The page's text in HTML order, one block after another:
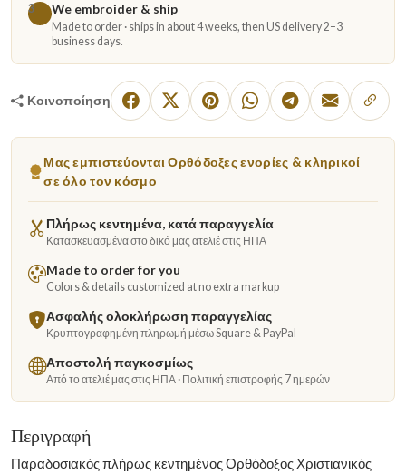
3
We embroider & ship
Made to order · ships in about 4 weeks, then US delivery 2–3
business days.
Κοινοποίηση
Μας εμπιστεύονται Ορθόδοξες ενορίες & κληρικοί
σε όλο τον κόσμο
Πλήρως κεντημένα, κατά παραγγελία
Κατασκευασμένα στο δικό μας ατελιέ στις ΗΠΑ
Made to order for you
Colors & details customized at no extra markup
Ασφαλής ολοκλήρωση παραγγελίας
Κρυπτογραφημένη πληρωμή μέσω Square & PayPal
Αποστολή παγκοσμίως
Από το ατελιέ μας στις ΗΠΑ · Πολιτική επιστροφής 7 ημερών
Περιγραφή
Παραδοσιακός πλήρως κεντημένος Ορθόδοξος Χριστιανικός